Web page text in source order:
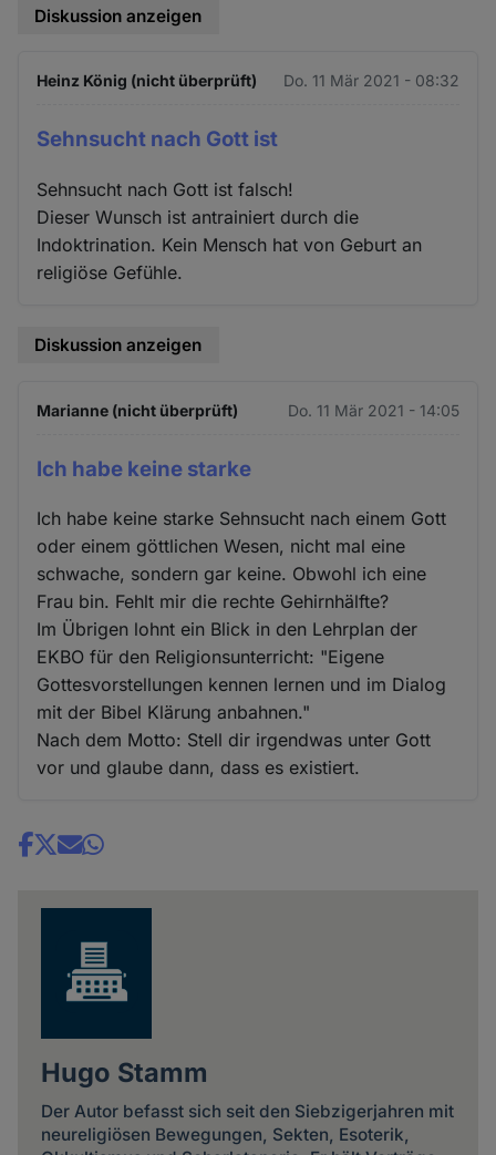
Diskussion anzeigen
Heinz König (nicht überprüft) Do. 11 Mär 2021 - 08:32
Sehnsucht nach Gott ist
Sehnsucht nach Gott ist falsch!
Dieser Wunsch ist antrainiert durch die
Indoktrination. Kein Mensch hat von Geburt an
religiöse Gefühle.
Diskussion anzeigen
Marianne (nicht überprüft) Do. 11 Mär 2021 - 14:05
Ich habe keine starke
Ich habe keine starke Sehnsucht nach einem Gott
oder einem göttlichen Wesen, nicht mal eine
schwache, sondern gar keine. Obwohl ich eine
Frau bin. Fehlt mir die rechte Gehirnhälfte?
Im Übrigen lohnt ein Blick in den Lehrplan der
EKBO für den Religionsunterricht: "Eigene
Gottesvorstellungen kennen lernen und im Dialog
mit der Bibel Klärung anbahnen."
Nach dem Motto: Stell dir irgendwas unter Gott
vor und glaube dann, dass es existiert.
Share
Hugo Stamm
Der Autor befasst sich seit den Siebzigerjahren mit
neureligiösen Bewegungen, Sekten, Esoterik,